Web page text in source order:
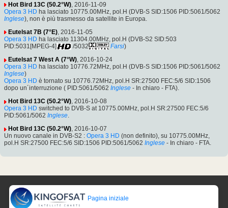
Hot Bird 13C (50.2°W) , 2016-11-09
Opera 3 HD ha lasciato 10775.00MHz, pol.H (DVB-S SID:1506 PID:5061/5062
Inglese), non è più trasmesso da satellite in Europa.
Eutelsat 7B (7°E) , 2016-11-05
Opera 3 HD ha lasciato 11304.00MHz, pol.H (DVB-S2 SID:503
PID:5031[MPEG-4]
/5032 Farsi)
Eutelsat 7 West A (7°W), 2016-10-24
Opera 3 HD ha lasciato 10776.72MHz, pol.H (DVB-S SID:1506 PID:5061/5062
Inglese)
Opera 3 HD è tornato su 10776.72MHz, pol.H SR:27500 FEC:5/6 SID:1506
dopo un´interruzione ( PID:5061/5062 Inglese - In chiaro - FTA).
Hot Bird 13C (50.2°W), 2016-10-08
Opera 3 HD switched to DVB-S at 10775.00MHz, pol.H SR:27500 FEC:5/6
PID:5061/5062 Inglese.
Hot Bird 13C (50.2°W), 2016-10-07
Un nuovo canale in DVB-S2 : Opera 3 HD (non definito), su 10775.00MHz,
pol.H SR:27500 FEC:5/6 SID:1506 PID:5061/5062 Inglese - In chiaro - FTA.
Pagina iniziale